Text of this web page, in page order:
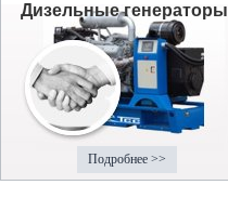
Дизельные генераторы
Подробнее >>